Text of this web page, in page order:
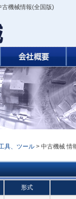
古機械情報(全国版)
具、ツール > 中古機械 情
形式